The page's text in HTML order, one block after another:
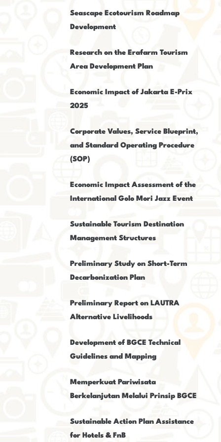
Seascape Ecotourism Roadmap
Development
Research on the Erafarm Tourism
Area Development Plan
Economic Impact of Jakarta E-Prix
2025
Corporate Values, Service Blueprint,
and Standard Operating Procedure
(SOP)
Economic Impact Assessment of the
International Golo Mori Jazz Event
Sustainable Tourism Destination
Management Structures
Preliminary Study on Short-Term
Decarbonization Plan
Preliminary Report on LAUTRA
Alternative Livelihoods
Development of BGCE Technical
Guidelines and Mapping
Memperkuat Pariwisata
Berkelanjutan Melalui Prinsip BGCE
Sustainable Action Plan Assistance
for Hotels & FnB